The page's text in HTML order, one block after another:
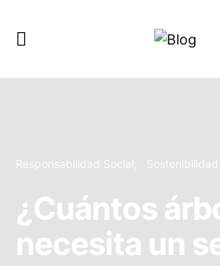
Responsabilidad Social Sostenibilidad
¿Cuántos
necesita un